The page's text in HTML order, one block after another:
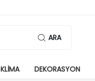
ARA
KLIMA DEKORASYON